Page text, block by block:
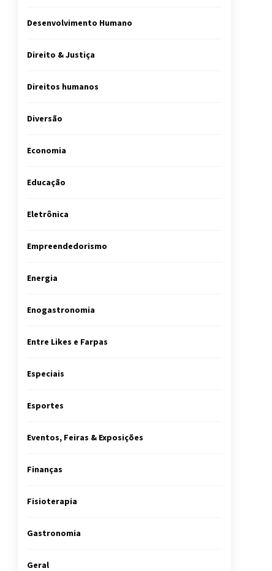
Desenvolvimento Humano
Direito & Justiça
Direitos humanos
Diversão
Economia
Educação
Eletrônica
Empreendedorismo
Energia
Enogastronomia
Entre Likes e Farpas
Especiais
Esportes
Eventos, Feiras & Exposições
Finanças
Fisioterapia
Gastronomia
Geral